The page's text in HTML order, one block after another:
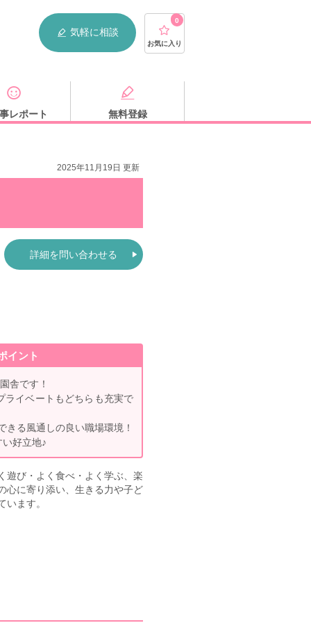
気軽に相談
0
お気に入り
レポート 無料登録
2025年11月19日 更新
詳細を問い合わせる
イント
舎です！
イベートもどちらも充実で
る風通しの良い職場環境！
好立地♪
遊び・よく食べ・よく学ぶ、楽
心に寄り添い、生きる力や子ど
います。